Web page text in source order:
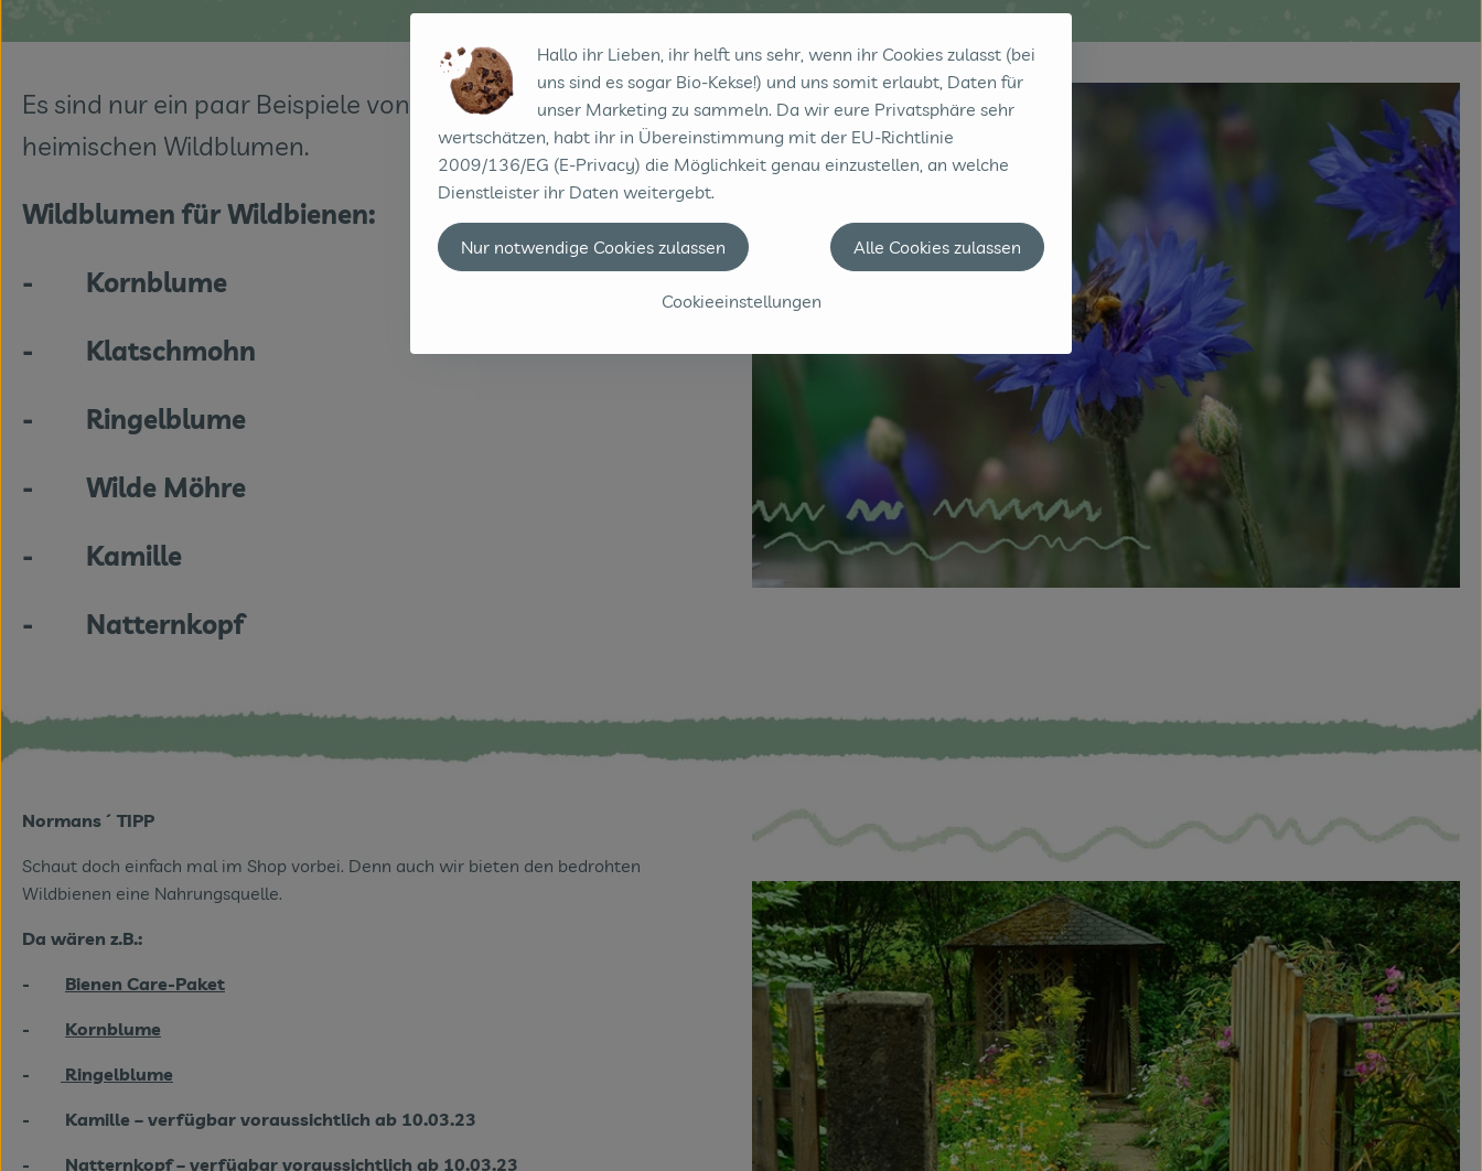
Es sind nur ein paar Beispiele von einer Vielzahl von
heimischen Wildblumen.
Wildblumen für Wildbienen:
- Kornblume
- Klatschmohn
- Ringelblume
- Wilde Möhre
- Kamille
- Natternkopf
Normans´ TIPP
Schaut doch einfach mal im Shop vorbei. Denn auch wir bieten den bedrohten
Wildbienen eine Nahrungsquelle.
Da wären z.B.:
- Bienen Care-Paket
- Kornblume
- Ringelblume
- Kamille – verfügbar voraussichtlich ab 10.03.23
- Natternkopf – verfügbar voraussichtlich ab 10.03.23
Hallo ihr Lieben, ihr helft uns sehr, wenn ihr Cookies zulasst (bei
uns sind es sogar Bio-Kekse!) und uns somit erlaubt, Daten für
unser Marketing zu sammeln. Da wir eure Privatsphäre sehr
wertschätzen, habt ihr in Übereinstimmung mit der EU-Richtlinie
2009/136/EG (E-Privacy) die Möglichkeit genau einzustellen, an welche
Dienstleister ihr Daten weitergebt.
Cookieeinstellungen
Nur notwendige Cookies zulassen Alle Cookies zulassen